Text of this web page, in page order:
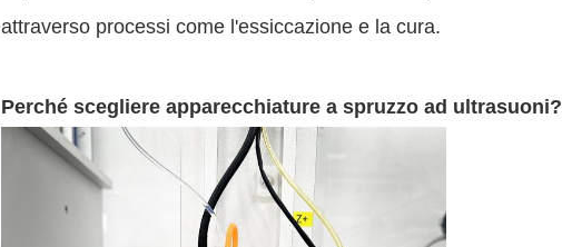
attraverso processi come l'essiccazione e la cura.
Perché scegliere apparecchiature a spruzzo ad ultrasuoni?